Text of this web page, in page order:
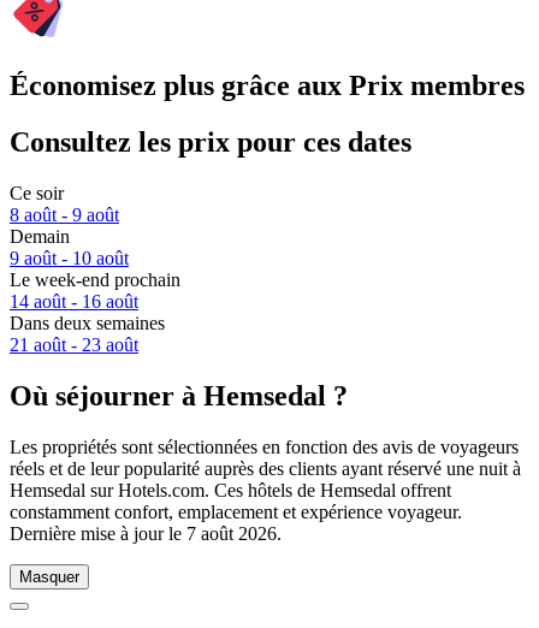
Économisez plus grâce aux Prix membres
Consultez les prix pour ces dates
Ce soir
8 août - 9 août
Demain
9 août - 10 août
Le week-end prochain
14 août - 16 août
Dans deux semaines
21 août - 23 août
Où séjourner à Hemsedal ?
Les propriétés sont sélectionnées en fonction des avis de voyageurs
réels et de leur popularité auprès des clients ayant réservé une nuit à
Hemsedal sur Hotels.com. Ces hôtels de Hemsedal offrent
constamment confort, emplacement et expérience voyageur.
Dernière mise à jour le 7 août 2026.
Masquer